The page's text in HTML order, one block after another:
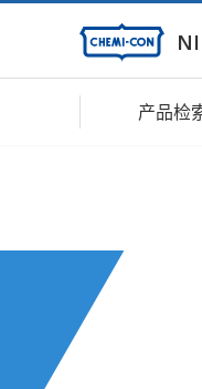
产品检